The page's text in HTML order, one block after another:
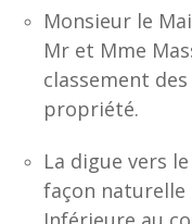
Monsieur le
Mr et Mme
classement
propriété.
La digue vers
façon naturelle